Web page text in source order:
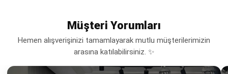
Müşteri Yorumları
Hemen alışverişinizi tamamlayarak mutlu müşterilerimizin
arasına katılabilirsiniz. ✨